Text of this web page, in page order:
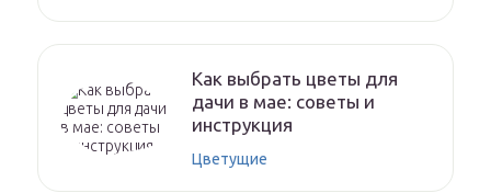
Как выбрать цветы для
дачи в мае: советы и
инструкция
Цветущие